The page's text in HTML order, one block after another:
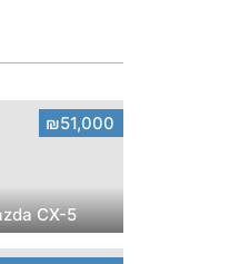
₪51,000
CX-5